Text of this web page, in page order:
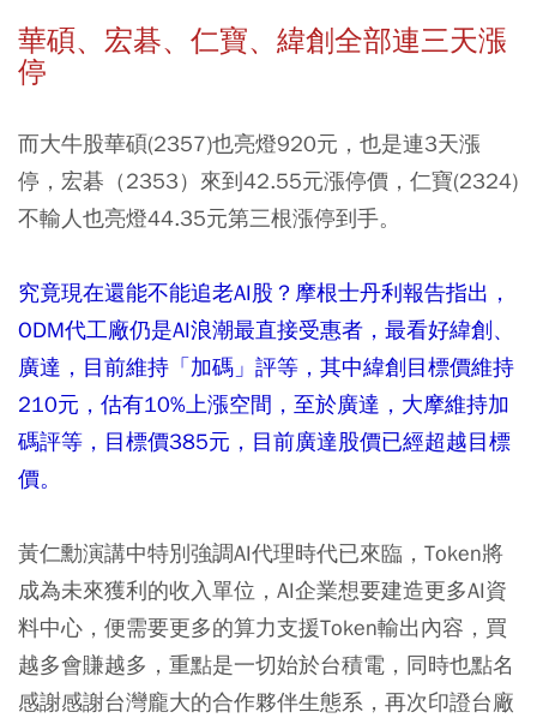
華碩、宏碁、仁寶、緯創全部連三天漲
停
而大牛股華碩(2357)也亮燈920元，也是連3天漲
停，宏碁（2353）來到42.55元漲停價，仁寶(2324)
不輸人也亮燈44.35元第三根漲停到手。
究竟現在還能不能追老AI股？摩根士丹利報告指出，
ODM代工廠仍是AI浪潮最直接受惠者，最看好緯創、
廣達，目前維持「加碼」評等，其中緯創目標價維持
210元，估有10%上漲空間，至於廣達，大摩維持加
碼評等，目標價385元，目前廣達股價已經超越目標
價。
黃仁勳演講中特別強調AI代理時代已來臨，Token將
成為未來獲利的收入單位，AI企業想要建造更多AI資
料中心，便需要更多的算力支援Token輸出內容，買
越多會賺越多，重點是一切始於台積電，同時也點名
感謝感謝台灣龐大的合作夥伴生態系，再次印證台廠